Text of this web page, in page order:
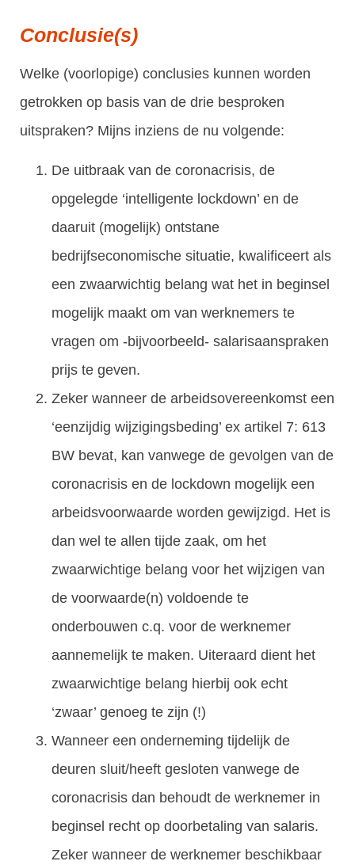
Conclusie(s)
Welke (voorlopige) conclusies kunnen worden
getrokken op basis van de drie besproken
uitspraken? Mijns inziens de nu volgende:
De uitbraak van de coronacrisis, de
opgelegde ‘intelligente lockdown’ en de
daaruit (mogelijk) ontstane
bedrijfseconomische situatie, kwalificeert als
een zwaarwichtig belang wat het in beginsel
mogelijk maakt om van werknemers te
vragen om -bijvoorbeeld- salarisaanspraken
prijs te geven.
Zeker wanneer de arbeidsovereenkomst een
‘eenzijdig wijzigingsbeding’ ex artikel 7: 613
BW bevat, kan vanwege de gevolgen van de
coronacrisis en de lockdown mogelijk een
arbeidsvoorwaarde worden gewijzigd. Het is
dan wel te allen tijde zaak, om het
zwaarwichtige belang voor het wijzigen van
de voorwaarde(n) voldoende te
onderbouwen c.q. voor de werknemer
aannemelijk te maken. Uiteraard dient het
zwaarwichtige belang hierbij ook echt
‘zwaar’ genoeg te zijn (!)
Wanneer een onderneming tijdelijk de
deuren sluit/heeft gesloten vanwege de
coronacrisis dan behoudt de werknemer in
beginsel recht op doorbetaling van salaris.
Zeker wanneer de werknemer beschikbaar